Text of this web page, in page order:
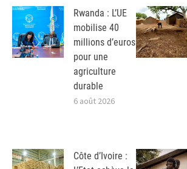
Rwanda : L’UE
mobilise 40
millions d’euros
pour une
agriculture
durable
6 août 2026
Côte d’Ivoire :